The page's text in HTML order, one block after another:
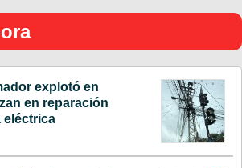
explotó en
en reparación
eléctrica